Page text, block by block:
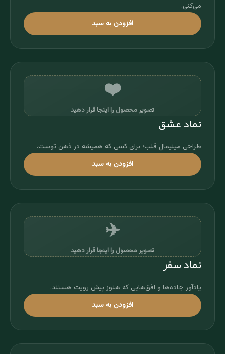
می‌کنی.
افزودن به سبد
❤️
تصویر محصول را اینجا قرار دهید
نماد عشق
طراحی مینیمال قلب؛ برای کسی که همیشه در ذهن توست.
افزودن به سبد
✈️
تصویر محصول را اینجا قرار دهید
نماد سفر
یادآور جاده‌ها و افق‌هایی که هنوز پیش رویت هستند.
افزودن به سبد